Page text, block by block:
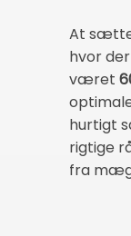
At sætte
hvor
været
hurtigt
rigtige
fra